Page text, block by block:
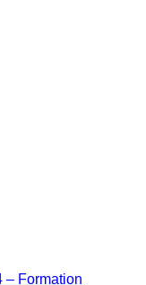
– Formation